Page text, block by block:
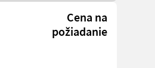
Cena na
požiadanie